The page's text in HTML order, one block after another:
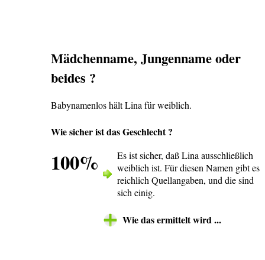
Mädchenname, Jungenname oder
beides ?
Babynamenlos hält Lina für weiblich.
Wie sicher ist das Geschlecht ?
100%
Es ist sicher, daß Lina ausschließlich
weiblich ist. Für diesen Namen gibt es
reichlich Quellangaben, und die sind
sich einig.
Wie das ermittelt wird ...